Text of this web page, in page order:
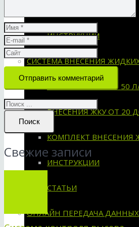
ИНСТРУКЦИИ
СИСТЕМА ВНЕСЕНИЯ
ВНЕСЕНИЕ ЖКУ ОТ 50
ВНЕСЕНИЯ ЖКУ ОТ 20
КОМПЛЕКТ ВНЕСЕНИЯ
ИНСТРУКЦИИ
СТАТЬИ
ОНЛАЙН ПЕРЕДАЧА ДАННЫХ
Отправить комментарий
Поиск
Свежие записи